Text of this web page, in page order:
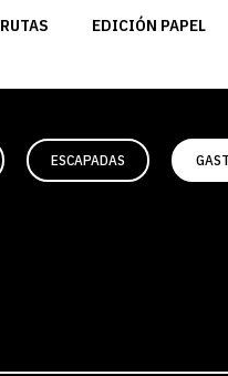
RUTAS EDICIÓN PAPEL
ESCAPADAS